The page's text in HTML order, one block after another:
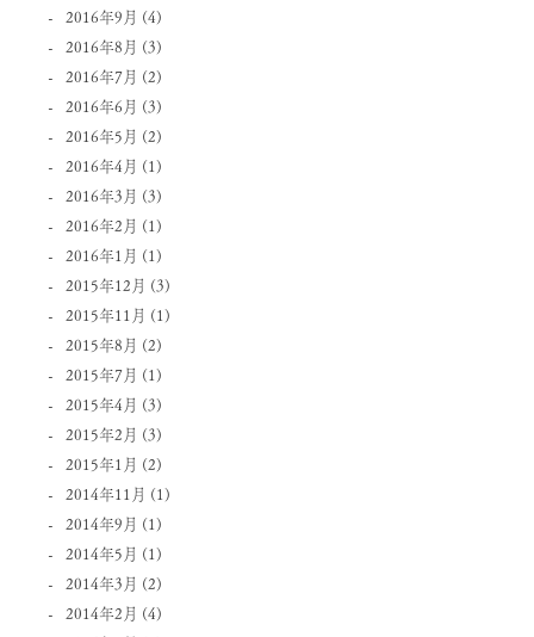
2016年9月 (4)
2016年8月 (3)
2016年7月 (2)
2016年6月 (3)
2016年5月 (2)
2016年4月 (1)
2016年3月 (3)
2016年2月 (1)
2016年1月 (1)
2015年12月 (3)
2015年11月 (1)
2015年8月 (2)
2015年7月 (1)
2015年4月 (3)
2015年2月 (3)
2015年1月 (2)
2014年11月 (1)
2014年9月 (1)
2014年5月 (1)
2014年3月 (2)
2014年2月 (4)